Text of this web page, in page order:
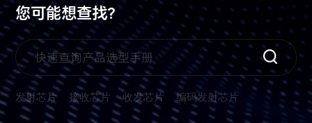
您可能想查找?
发射芯片 接收芯片 收发芯片 编码发射芯片